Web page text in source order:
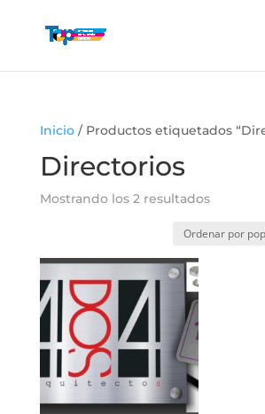
Inicio/ Productos etiquetados
Directorios
Mostrando los 2 resultados